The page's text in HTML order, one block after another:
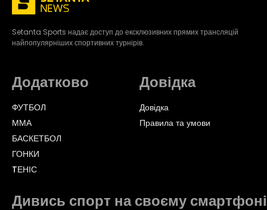
Setanta Sports надає доступ до ексклюзивних прямих трансляцій
найпопулярніших спортивних турнірів.
Додатково
ФУТБОЛ
ММА
БАСКЕТБОЛ
ГОНКИ
TЕНІС
Довідка
Довідка
Правила та умови
Дивись спорт на своєму смартфоні